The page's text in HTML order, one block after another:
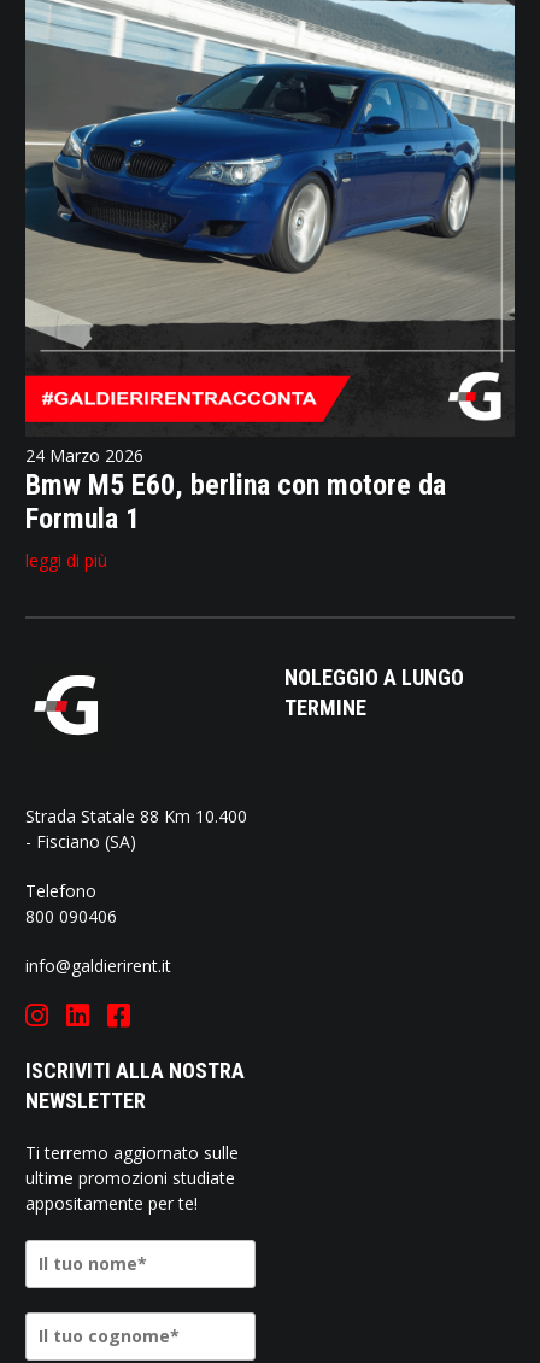
24 Marzo 2026
Bmw M5 E60, berlina con motore da
Formula 1
leggi di più
Strada Statale 88 Km 10.400
- Fisciano (SA)
Telefono
800 090406
info@galdierirent.it
ISCRIVITI ALLA NOSTRA
NEWSLETTER
Ti terremo aggiornato sulle
ultime promozioni studiate
appositamente per te!
NOLEGGIO A LUNGO
TERMINE